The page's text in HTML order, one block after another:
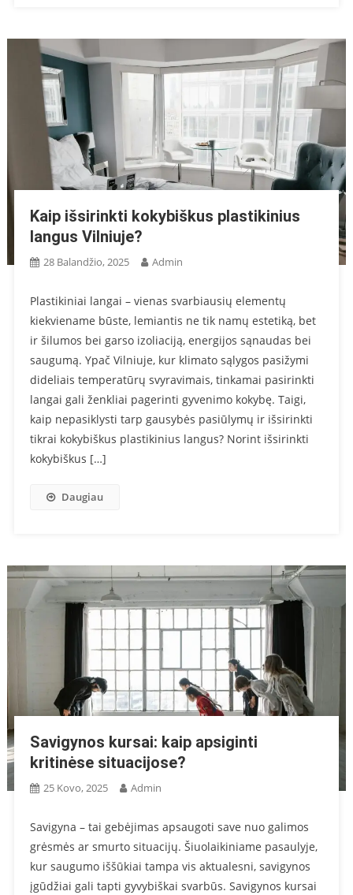
Kaip išsirinkti kokybiškus plastikinius
langus Vilniuje?
28 Balandžio, 2025 Admin
Plastikiniai langai – vienas svarbiausių elementų
kiekviename būste, lemiantis ne tik namų estetiką, bet
ir šilumos bei garso izoliaciją, energijos sąnaudas bei
saugumą. Ypač Vilniuje, kur klimato sąlygos pasižymi
dideliais temperatūrų svyravimais, tinkamai pasirinkti
langai gali ženkliai pagerinti gyvenimo kokybę. Taigi,
kaip nepasiklysti tarp gausybės pasiūlymų ir išsirinkti
tikrai kokybiškus plastikinius langus? Norint išsirinkti
kokybiškus […]
Daugiau
Savigynos kursai: kaip apsiginti
kritinėse situacijose?
25 Kovo, 2025 Admin
Savigyna – tai gebėjimas apsaugoti save nuo galimos
grėsmės ar smurto situacijų. Šiuolaikiniame pasaulyje,
kur saugumo iššūkiai tampa vis aktualesni, savigynos
įgūdžiai gali tapti gyvybiškai svarbūs. Savigynos kursai